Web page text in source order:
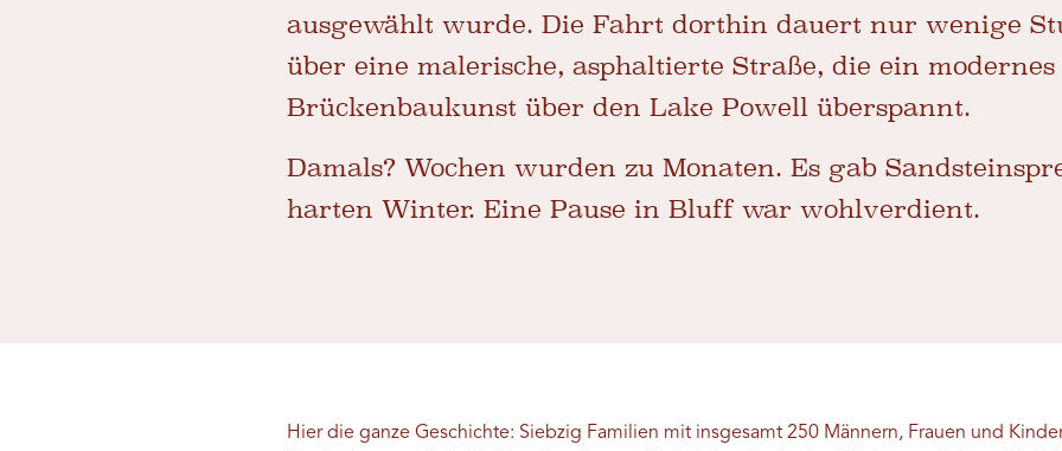
ausgewählt wurde. Die Fahrt dorthin dauert nur wenige
über eine malerische, asphaltierte Straße, die ein
Brückenbaukunst über den Lake Powell überspannt.
Damals? Wochen wurden zu Monaten. Es gab
harten Winter. Eine Pause in Bluff war wohlverdient.
Hier die ganze Geschichte: Siebzig Familien mit insgesamt 250 Männern, Frauen und